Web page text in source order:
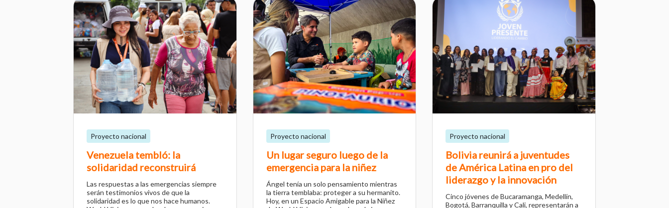
Proyecto nacional
Venezuela tembló: la
solidaridad reconstruirá
Las respuestas a las emergencias siempre
serán testimonios vivos de que la
solidaridad es lo que nos hace humanos.
Proyecto nacional
Un lugar seguro luego de la
emergencia para la niñez
Ángel tenía un solo pensamiento mientras
la tierra temblaba: proteger a su hermanito.
Hoy, en un Espacio Amigable para la Niñez
Proyecto nacional
Bolivia reunirá a juventudes
de América Latina en pro del
liderazgo y la innovación
Cinco jóvenes de Bucaramanga, Medellín,
Bogotá, Barranquilla y Cali, representarán a